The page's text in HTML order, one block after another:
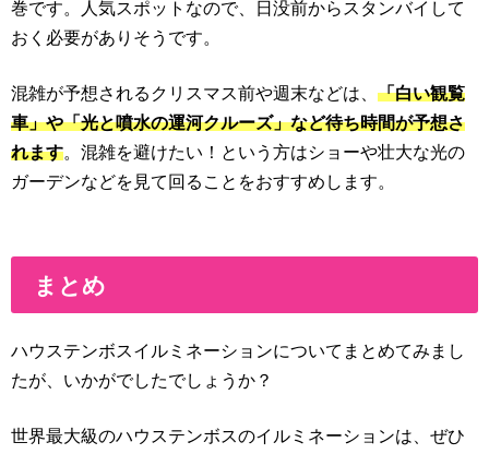
巻です。人気スポットなので、日没前からスタンバイして
おく必要がありそうです。
混雑が予想されるクリスマス前や週末などは、 「白い観覧
車」や「光と噴水の運河クルーズ」など待ち時間が予想さ
れます。混雑を避けたい！という方はショーや壮大な光の
ガーデンなどを見て回ることをおすすめします。
まとめ
ハウステンボスイルミネーションについてまとめてみまし
たが、いかがでしたでしょうか？
世界最大級のハウステンボスのイルミネーションは、ぜひ